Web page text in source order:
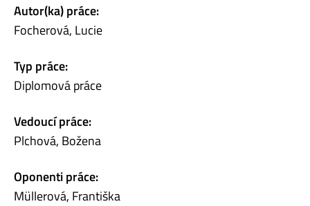
Autor(ka) práce:
Focherová, Lucie
Typ práce:
Diplomová práce
Vedoucí práce:
Plchová, Božena
Oponenti práce:
Müllerová, Františka